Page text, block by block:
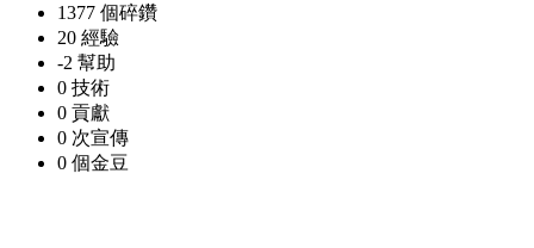
1377 個碎鑽
20 經驗
-2 幫助
0 技術
0 貢獻
0 次宣傳
0 個金豆